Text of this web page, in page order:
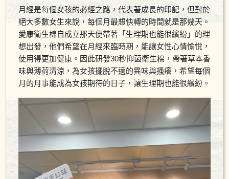
月經是每個女孩的必經之路，代表著成長的印記，但對於
絕大多數女生來說，每個月最想快轉的時間就是那幾天。
愛康衛生棉自成立那天便帶著「生理期也能很繽紛」的理
想出發，他們希望在月經來臨時期，能讓女性心情愉悅，
使用得更加健康。因此研發30秒抑菌衛生棉，帶著草本香
味與薄荷清涼，為女孩擺脫不適的異味與搔癢，希望每個
月的月事能成為女孩期待的日子，讓生理期也能很繽紛。